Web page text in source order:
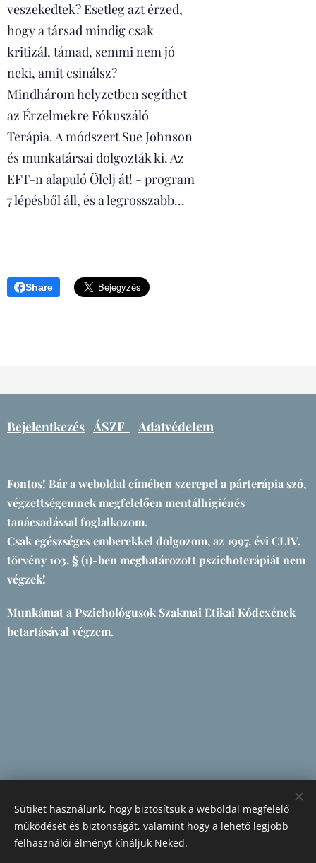
veszekedtek? Esetleg azt érzed,
hogy a társad mindig csak
kritizál, támad, semmi nem jó
neki, amit csinálsz?
Mindhárom helyzetben segíthet
az Érzelmekre Fókuszáló
Terápia. A módszert Sue Johnson
és munkatársai dolgozták ki. Az
EFT-n alapuló Ölelj át! - program
7 lépésből áll, és a legrosszabb...
Share
Bejelentkezés ÁSZF Adatvédelem
Fontos! Bár a weboldal címében szerepel a párterápia szó,
végzettségemnek megfelelően mentálhigiénés
tanácsadással foglalkozom.
Csak egészséges emberekkel dolgozom, az 1997. évi CLIV.
törvény 103. § (1)-ben meghatározott pszichoterápiát nem
végzek!
Munkámat a Pszichológusok Szakmai Etikai Kódexének
betartásával végzem.
Sütiket használunk, hogy biztosítsuk a weboldal megfelelő
működését és biztonságát, valamint hogy a lehető legjobb
felhasználói élményt kínáljuk Neked.